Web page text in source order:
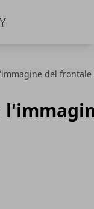
del frontale